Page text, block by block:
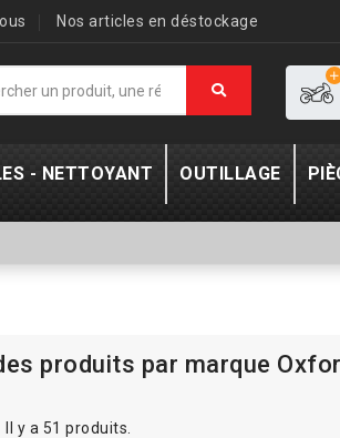
Nos articles en déstockage
- NETTOYANT OUTILLAGE
produits par marque
Il y a 51 produits.